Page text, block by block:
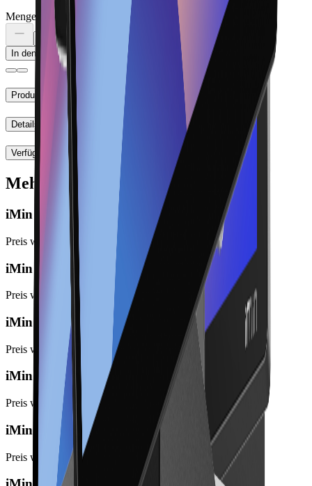
Menge
In den Warenkorb
Produkthinweise
Details
Verfügbarkeit
Mehr entdecken
iMin D4 Pro
Preis wird beim Bestellabschluss angezeigt
iMin Heron 1
Preis wird beim Bestellabschluss angezeigt
iMin Heron 1 mini
Preis wird beim Bestellabschluss angezeigt
iMin Swan 1 (Gen 2)
Preis wird beim Bestellabschluss angezeigt
iMin Swan 3
Preis wird beim Bestellabschluss angezeigt